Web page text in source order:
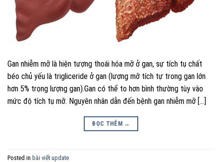
Gan nhiễm mỡ là hiện tượng thoái hóa mỡ ở gan, sự tích tụ chất
béo chủ yếu là trigliceride ở gan (lượng mỡ tích tự trong gan lớn
hơn 5% trọng lượng gan).Gan có thể to hơn bình thường tùy vào
mức độ tích tụ mỡ. Nguyên nhân dẫn đến bệnh gan nhiễm mỡ […]
ĐỌC THÊM →
Posted in bài viết update